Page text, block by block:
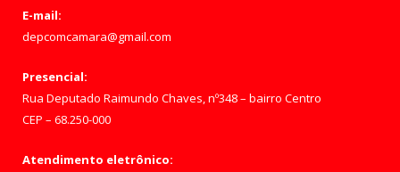
E-mail:
depcomcamara@gmail.com
Presencial:
Rua Deputado Raimundo Chaves, nº348 – bairro Centro
CEP – 68.250-000
Atendimento eletrônico: